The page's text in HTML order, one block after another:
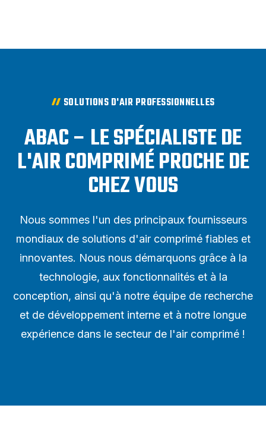
SOLUTIONS D'AIR PROFESSIONNELLES
ABAC – LE SPÉCIALISTE DE
L'AIR COMPRIMÉ PROCHE DE
CHEZ VOUS
Nous sommes l'un des principaux fournisseurs
mondiaux de solutions d'air comprimé fiables et
innovantes. Nous nous démarquons grâce à la
technologie, aux fonctionnalités et à la
conception, ainsi qu'à notre équipe de recherche
et de développement interne et à notre longue
expérience dans le secteur de l'air comprimé !